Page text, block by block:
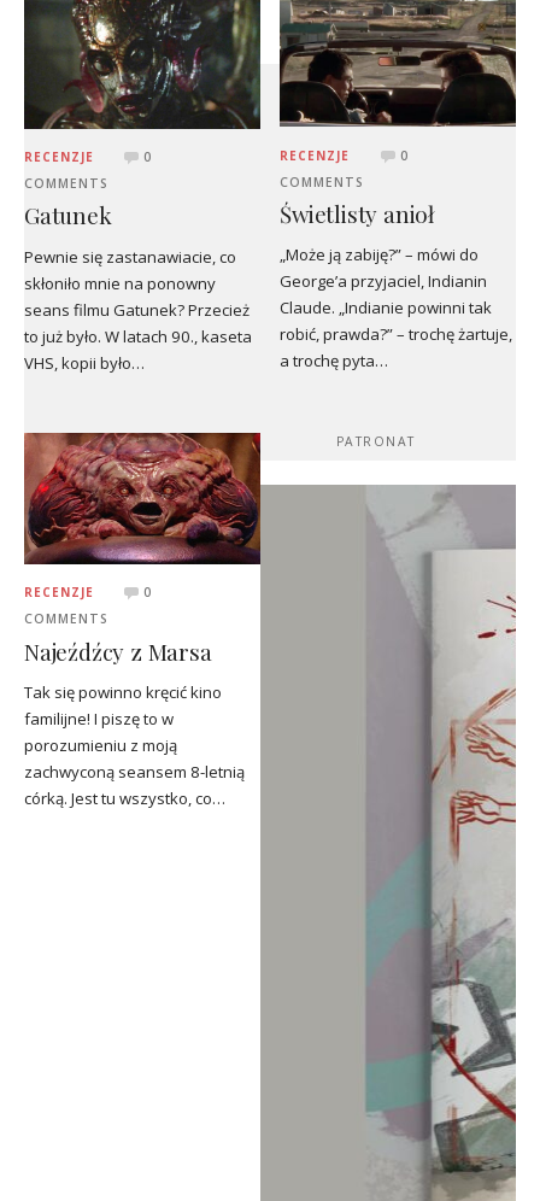
RECENZJE
0
COMMENTS
Gatunek
Pewnie się zastanawiacie, co
skłoniło mnie na ponowny
seans filmu Gatunek? Przecież
to już było. W latach 90., kaseta
VHS, kopii było…
RECENZJE
0
COMMENTS
Świetlisty anioł
„Może ją zabiję?” – mówi do
George’a przyjaciel, Indianin
Claude. „Indianie powinni tak
robić, prawda?” – trochę żartuje,
a trochę pyta…
RECENZJE
0
COMMENTS
Najeźdźcy z Marsa
Tak się powinno kręcić kino
familijne! I piszę to w
porozumieniu z moją
zachwyconą seansem 8-letnią
córką. Jest tu wszystko, co…
PATRONAT